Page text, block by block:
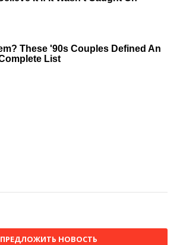
ПРЕДЛОЖИТЬ НОВОСТЬ